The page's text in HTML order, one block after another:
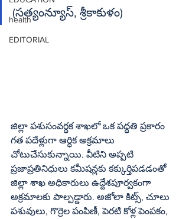
health
EDITORIAL
(సత్యంన్యూస్‌, శ్రీకాకుళం)
జిల్లా పశుసంవర్ధక శాఖలో ఒక పద్ధతి ప్రకారం
గత పదేళ్లుగా ఆర్ధిక అక్రమాలు
చోటుచేసుకున్నాయి. వీటిని అప్పటి
ప్రజాప్రతినిధులు కమీషన్లకు కక్కుర్తిపడడంతో
జిల్లా శాఖ అధికారులు ఉద్దేశపూర్వకంగా
అక్రమాలకు పాల్పడ్డారు. అజోలా కిట్స్‌, చూలు
పశువులు, గొర్రెల పంపిణీ, పెరటి కోళ్ల పెంపకం,